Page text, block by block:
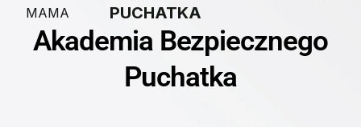
MAMA
PUCHATKA
Akademia Bezpiecznego
Puchatka